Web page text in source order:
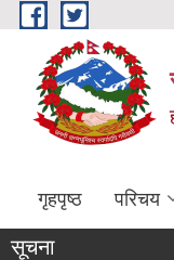
Skip to main content
गृहपृष्ठ परिचय
सूचना